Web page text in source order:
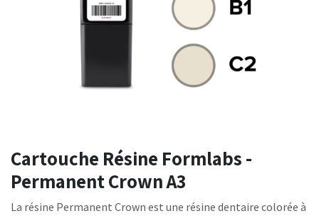
Cartouche Résine Formlabs -
Permanent Crown A3
La résine Permanent Crown est une résine dentaire colorée à